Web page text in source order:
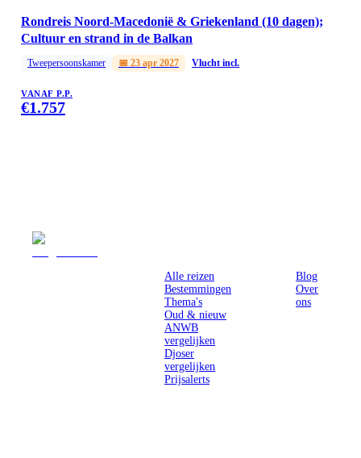
Rondreis Noord-Macedonië & Griekenland (10 dagen);
Cultuur en strand in de Balkan
Tweepersoonskamer 📅 23 apr 2027 Vlucht incl.
VANAF P.P.
€1.757
Alle reizen
Bestemmingen
Thema's
Oud & nieuw
ANWB
vergelijken
Djoser
vergelijken
Prijsalerts
Blog
Over
ons